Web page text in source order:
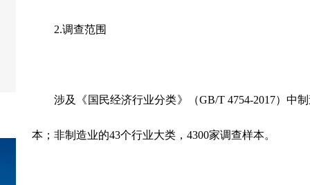
2.调查范围
涉及《国民经济行业分类》（GB/T 4754-2017）中
本；非制造业的43个行业大类， 4300家调查样本。